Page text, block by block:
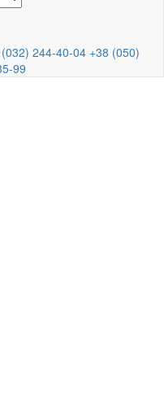
(032) 244-40-04 +38 (050)
99